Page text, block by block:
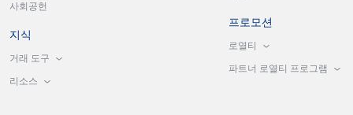
사회공헌
지식
거래 도구
리소스
프로모션
로열티
파트너 로열티 프로그램